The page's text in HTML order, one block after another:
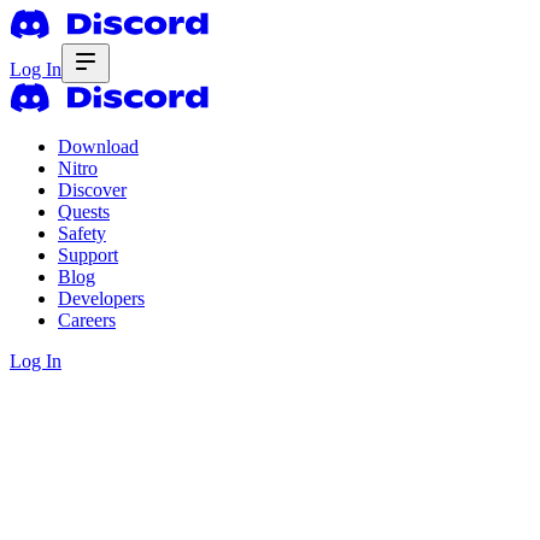
Log In
Download
Nitro
Discover
Quests
Safety
Support
Blog
Developers
Careers
Log In